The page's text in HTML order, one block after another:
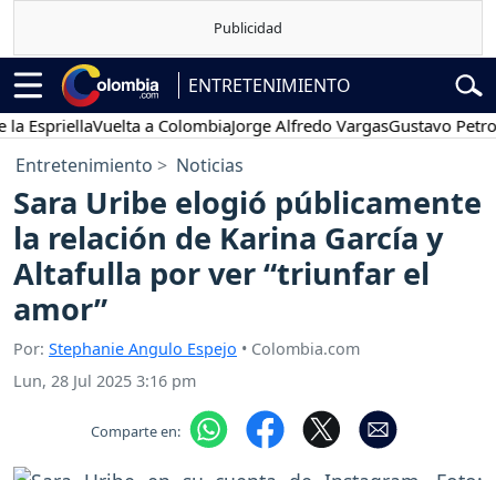
ENTRETENIMIENTO
Vuelta a ColombiaJorge Alfredo VargasGustavo Petro
Entretenimiento Noticias
Sara Uribe elogió públicamente
la relación de Karina García y
Altafulla por ver “triunfar el
amor”
Por: Stephanie Angulo Espejo • Colombia.com
Lun, 28 Jul 2025 3:16 pm
Comparte en: